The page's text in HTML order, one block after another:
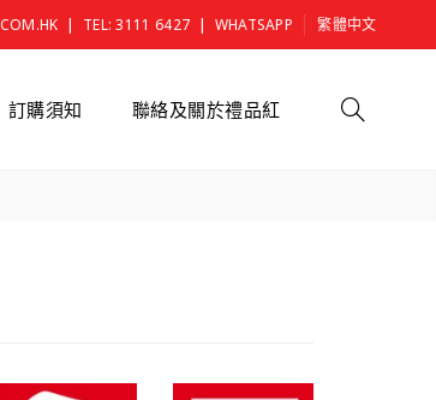
| TEL: 3111 6427 | WHATSAPP 繁體中文
訂購須知 聯絡及關於禮品紅